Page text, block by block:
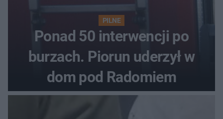
PILNE
Ponad 50 interwencji po
burzach. Piorun uderzył w
dom pod Radomiem